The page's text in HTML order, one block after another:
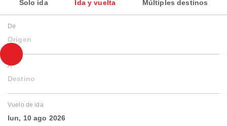
Solo ida Ida y vuelta Múltiples destinos
De
Origen
A
Destino
Vuelo de ida
lun, 10 ago 2026